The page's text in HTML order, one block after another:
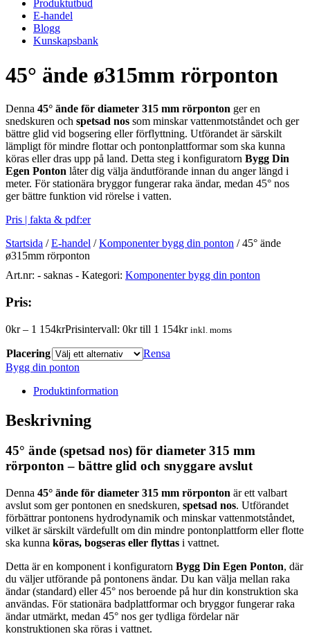
Produktutbud
E-handel
Blogg
Kunskapsbank
45° ände ø315mm rörponton
Denna 45° ände för diameter 315 mm rörponton ger en
snedskuren och spetsad nos som minskar vattenmotståndet och ger
bättre glid vid bogsering eller förflyttning. Utförandet är särskilt
lämpligt för mindre flottar och pontonplattformar som ska kunna
köras eller dras upp på land. Detta steg i konfiguratorn Bygg Din
Egen Ponton låter dig välja ändutförande innan du anger längd i
meter. För stationära bryggor fungerar raka ändar, medan 45° nos
ger bättre funktion vid rörelse i vatten.
Pris | fakta & pdf:er
Startsida /E-handel /Komponenter bygg din ponton /45° ände
ø315mm rörponton
Art.nr: - saknas - Kategori: Komponenter bygg din ponton
Pris:
0kr – 1 154krPrisintervall: 0kr till 1 154kr inkl. moms
Placering
Rensa
Bygg din ponton
Produktinformation
Beskrivning
45° ände (spetsad nos) för diameter 315 mm
rörponton – bättre glid och snyggare avslut
Denna 45° ände för diameter 315 mm rörponton är ett valbart
avslut som ger pontonen en snedskuren, spetsad nos. Utförandet
förbättrar pontonens hydrodynamik och minskar vattenmotståndet,
vilket är särskilt värdefullt om din mindre pontonplattform eller flotte
ska kunna köras, bogseras eller flyttas i vattnet.
Detta är en komponent i konfiguratorn Bygg Din Egen Ponton, där
du väljer utförande på pontonens ändar. Du kan välja mellan raka
ändar (standard) eller 45° nos beroende på hur din konstruktion ska
användas. För stationära badplattformar och bryggor fungerar raka
ändar utmärkt, medan 45° nos ger tydliga fördelar när
konstruktionen ska röras i vattnet.